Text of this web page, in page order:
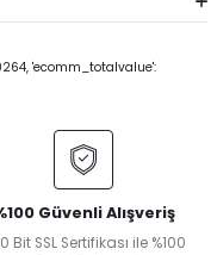
'ecomm_totalvalue':
Güvenli Alışveriş
Bit SSL Sertifikası ile %100